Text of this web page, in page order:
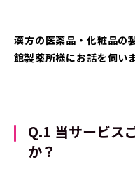
漢方の医薬品・化粧品の
館製薬所様にお話を伺い
Q.1 当サービス
か？